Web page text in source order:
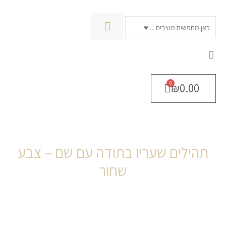
חיפוש
₪0.00
תהילים שעריו בתודה עם שם – צבע
שחור